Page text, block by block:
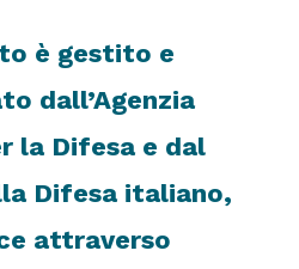
è gestito e
dall’Agenzia
la Difesa e dal
Difesa italiano,
attraverso